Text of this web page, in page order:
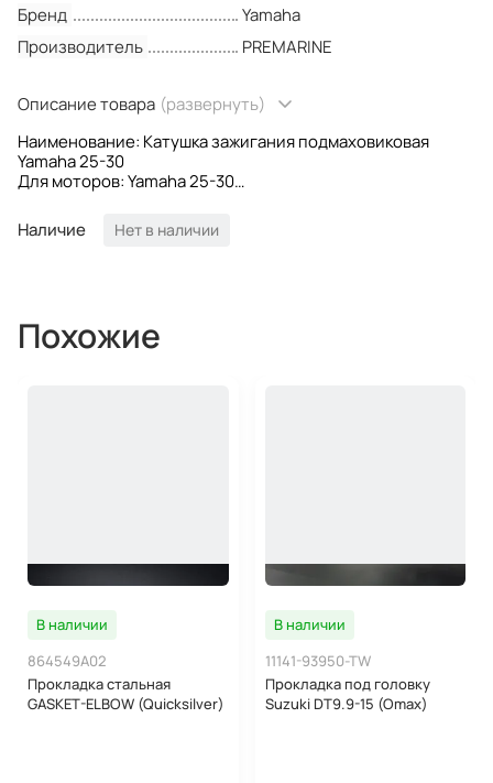
Бренд
Yamaha
Производитель
PREMARINE
Описание товара (развернуть)
Наименование: Катушка зажигания подмаховиковая
Yamaha 25-30
Для моторов: Yamaha 25-30
Производитель: PREMARINE
Наличие Нет в наличии
Похожие
В наличии
864549A02
Прокладка стальная
GASKET-ELBOW (Quicksilver)
В наличии
11141-93950-TW
Прокладка под головку
Suzuki DT9.9-15 (Omax)